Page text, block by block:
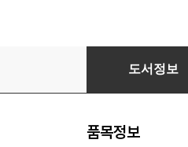
하브루타 질문 수업
도서정보
품목정보